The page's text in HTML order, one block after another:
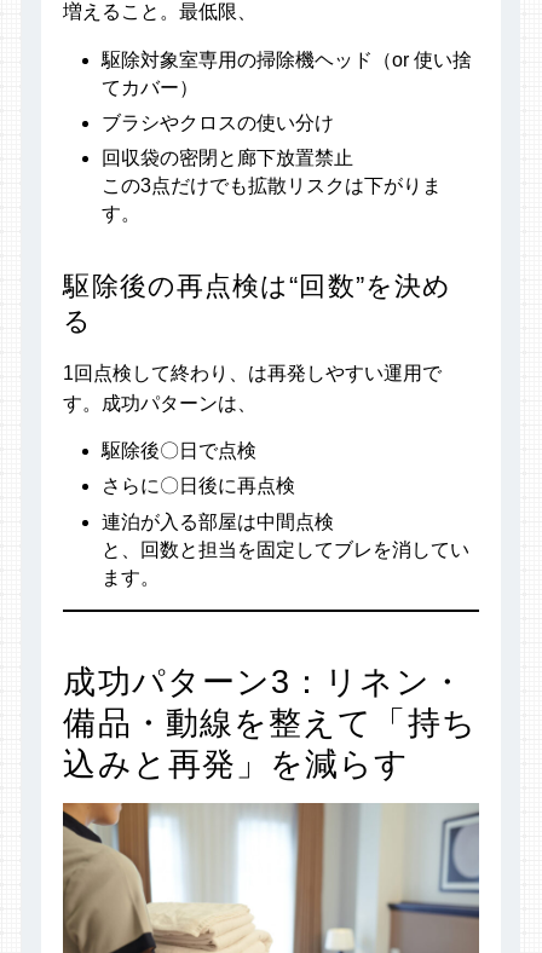
増えること。最低限、
駆除対象室専用の掃除機ヘッド（or 使い捨
てカバー）
ブラシやクロスの使い分け
回収袋の密閉と廊下放置禁止
この3点だけでも拡散リスクは下がりま
す。
駆除後の再点検は“回数”を決め
る
1回点検して終わり、は再発しやすい運用で
す。成功パターンは、
駆除後〇日で点検
さらに〇日後に再点検
連泊が入る部屋は中間点検
と、回数と担当を固定してブレを消してい
ます。
成功パターン3：リネン・
備品・動線を整えて「持ち
込みと再発」を減らす